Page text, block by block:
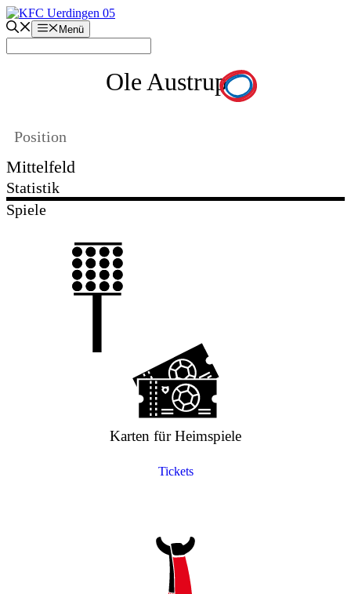
Zum
Inhalt
springen
Menü
Ole Austrup
Position
Mittelfeld
Statistik
Spiele
Karten für Heimspiele
Tickets